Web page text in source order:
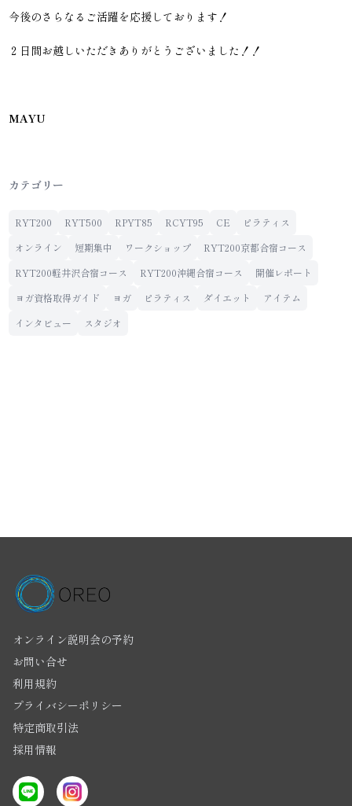
今後のさらなるご活躍を応援しております！
２日間お越しいただきありがとうございました！！
MAYU
カテゴリー
RYT200 RYT500 RPYT85 RCYT95 CE
ピラティス
オンライン
短期集中 ワークショップ
RYT200京都合宿コース
RYT200軽井沢合宿コース
RYT200沖縄合宿コース
開催レポート
ヨガ資格取得ガイド
ヨガ ピラティス ダイエット
アイテム
インタビュー
スタジオ
オンライン説明会の予約
お問い合せ
利用規約
プライバシーポリシー
特定商取引法
採用情報